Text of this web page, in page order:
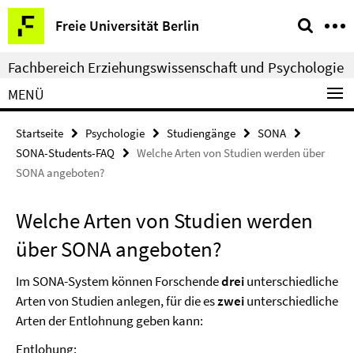
Springe
direkt
zu
Inhalt
Freie Universität Berlin
Service-
Navigation
Fachbereich Erziehungswissenschaft und Psychologie
MENÜ
Startseite Psychologie Studiengänge
SONA
SONA-Students-FAQ
Welche Arten von Studien werden über
SONA angeboten?
Welche Arten von Studien werden
über SONA angeboten?
Im SONA-System können Forschendedreiunterschiedliche
Arten von Studien anlegen, für die eszweiunterschiedliche
Arten der Entlohnung geben kann:
Entlohung: